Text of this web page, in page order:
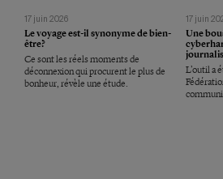
17 juin 2026
Le voyage est-il synonyme de bien-
être?
Ce sont les réels moments de
déconnexion qui procurent le plus de
bonheur, révèle une étude.
17 juin
Une
L’outil a